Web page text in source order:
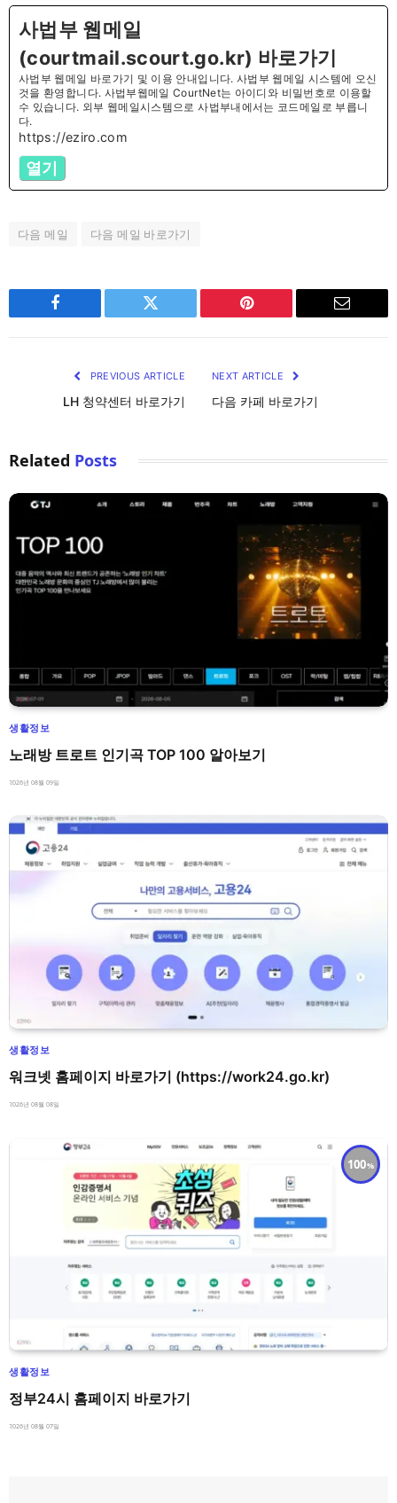
사법부 웹메일
(courtmail.scourt.go.kr) 바로가기
사법부 웹메일 바로가기 및 이용 안내입니다. 사법부 웹메일 시스템에 오신
것을 환영합니다. 사법부웹메일 CourtNet는 아이디와 비밀번호로 이용할
수 있습니다. 외부 웹메일시스템으로 사법부내에서는 코드메일로 부릅니
다.
https://eziro.com
열기
다음 메일 다음 메일 바로가기
Facebook Twitter Pinterest Email
PREVIOUS ARTICLE
LH 청약센터 바로가기
NEXT ARTICLE
다음 카페 바로가기
Related Posts
생활정보
노래방 트로트 인기곡 TOP 100 알아보기
2026년 08월 09일
생활정보
워크넷 홈페이지 바로가기 (https://work24.go.kr)
2026년 08월 08일
100
생활정보
정부24시 홈페이지 바로가기
2026년 08월 07일